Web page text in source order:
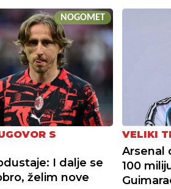
NOGOMET
S
I dalje se
želim nove
VELIKI
Arsenal
100